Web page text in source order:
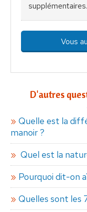
Vous
D'autres
Quelle est la
manoir ?
Quel est la
Pourquoi dit-on
Quelles sont les